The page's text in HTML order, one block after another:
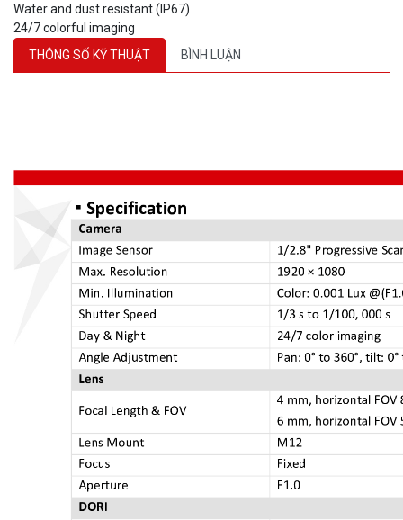
Water and dust resistant (IP67)
24/7 colorful imaging
THÔNG SỐ KỸ THUẬT
BÌNH LUẬN